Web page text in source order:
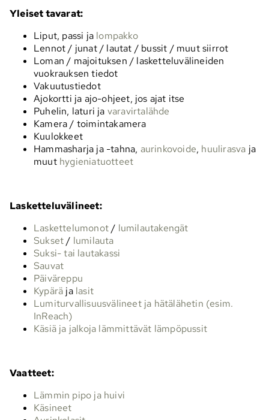
Yleiset tavarat:
Liput, passi ja lompakko
Lennot / junat / lautat / bussit / muut siirrot
Loman / majoituksen / lasketteluvälineiden
vuokrauksen tiedot
Vakuutustiedot
Ajokortti ja ajo-ohjeet, jos ajat itse
Puhelin, laturi ja varavirtalähde
Kamera / toimintakamera
Kuulokkeet
Hammasharja ja -tahna, aurinkovoide, huulirasva ja
muut hygieniatuotteet
Lasketteluvälineet:
Laskettelumonot/ lumilautakengät
Sukset/ lumilauta
Suksi- tai lautakassi
Sauvat
Päiväreppu
Kypärä ja lasit
Lumiturvallisuusvälineet ja hätälähetin (esim.
InReach)
Käsiä ja jalkoja lämmittävät lämpöpussit
Vaatteet:
Lämmin pipo ja huivi
Käsineet